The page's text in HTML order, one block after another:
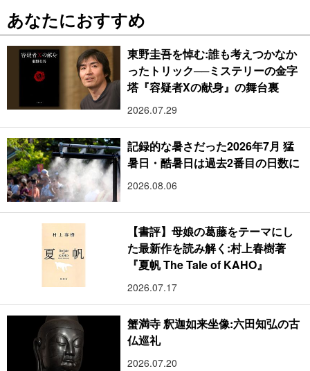
あなたにおすすめ
東野圭吾を悼む:誰も考えつかなか
ったトリック──ミステリーの金字
塔『容疑者Xの献身』の舞台裏
2026.07.29
記録的な暑さだった2026年7月 猛
暑日・酷暑日は過去2番目の日数に
2026.08.06
【書評】母娘の葛藤をテーマにし
た最新作を読み解く:村上春樹著
『夏帆 The Tale of KAHO』
2026.07.17
蟹満寺 釈迦如来坐像:六田知弘の古
仏巡礼
2026.07.20